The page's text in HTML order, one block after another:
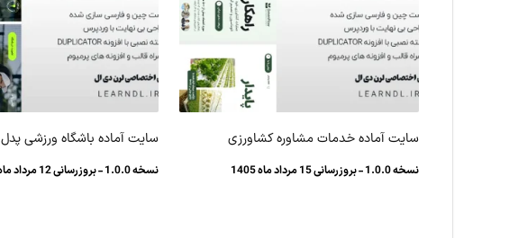
سایت آماده خدمات مشاوره کشاورزی
نسخه 1.0.0 - بروزرسانی 15 مرداد ماه 1405
سایت آماده باشگاه ورزشی پدل
نسخه 1.0.0 - بروزرسانی 12 مرداد ماه 1405